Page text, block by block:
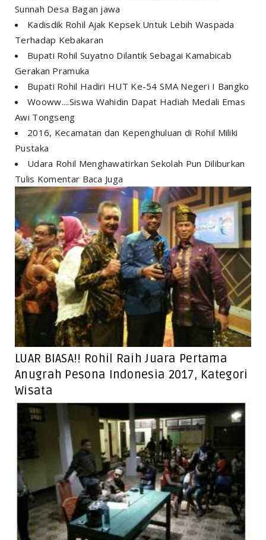
Sunnah Desa Bagan jawa
Kadisdik Rohil Ajak Kepsek Untuk Lebih Waspada
Terhadap Kebakaran
Bupati Rohil Suyatno Dilantik Sebagai Kamabicab
Gerakan Pramuka
Bupati Rohil Hadiri HUT Ke-54 SMA Negeri I Bangko
Wooww....Siswa Wahidin Dapat Hadiah Medali Emas
Awi Tongseng
2016, Kecamatan dan Kepenghuluan di Rohil Miliki
Pustaka
Udara Rohil Menghawatirkan Sekolah Pun Diliburkan
Tulis Komentar Baca Juga
LUAR BIASA!! Rohil Raih Juara Pertama
Anugrah Pesona Indonesia 2017, Kategori
Wisata